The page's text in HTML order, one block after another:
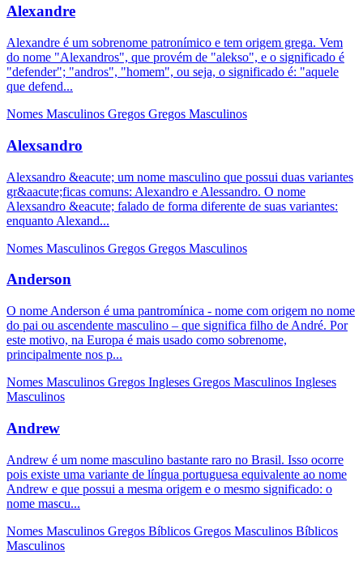
Alexandre
Alexandre é um sobrenome patronímico e tem origem grega. Vem
do nome "Alexandros", que provém de "alekso", e o significado é
"defender"; "andros", "homem", ou seja, o significado é: "aquele
que defend...
Nomes Masculinos Gregos Gregos Masculinos
Alexsandro
Alexsandro &eacute; um nome masculino que possui duas variantes
gr&aacute;ficas comuns: Alexandro e Alessandro. O nome
Alexsandro &eacute; falado de forma diferente de suas variantes:
enquanto Alexand...
Nomes Masculinos Gregos Gregos Masculinos
Anderson
O nome Anderson é uma pantromínica - nome com origem no nome
do pai ou ascendente masculino – que significa filho de André. Por
este motivo, na Europa é mais usado como sobrenome,
principalmente nos p...
Nomes Masculinos Gregos Ingleses Gregos Masculinos Ingleses
Masculinos
Andrew
Andrew é um nome masculino bastante raro no Brasil. Isso ocorre
pois existe uma variante de língua portuguesa equivalente ao nome
Andrew e que possui a mesma origem e o mesmo significado: o
nome mascu...
Nomes Masculinos Gregos Bíblicos Gregos Masculinos Bíblicos
Masculinos